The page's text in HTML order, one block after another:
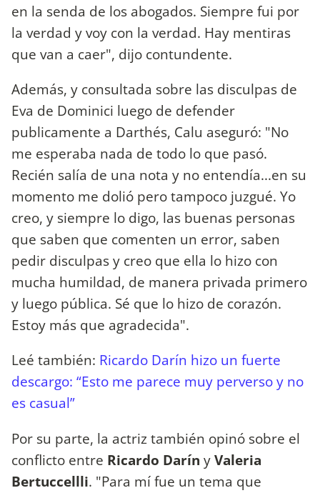
en la senda de los abogados. Siempre fui por
la verdad y voy con la verdad. Hay mentiras
que van a caer", dijo contundente.
Además, y consultada sobre las disculpas de
Eva de Dominici luego de defender
publicamente a Darthés, Calu aseguró: "No
me esperaba nada de todo lo que pasó.
Recién salía de una nota y no entendía...en su
momento me dolió pero tampoco juzgué. Yo
creo, y siempre lo digo, las buenas personas
que saben que comenten un error, saben
pedir disculpas y creo que ella lo hizo con
mucha humildad, de manera privada primero
y luego pública. Sé que lo hizo de corazón.
Estoy más que agradecida".
Leé también: Ricardo Darín hizo un fuerte
descargo: “Esto me parece muy perverso y no
es casual”
Por su parte, la actriz también opinó sobre el
conflicto entre Ricardo Darín yValeria
Bertuccellli. "Para mí fue un tema que